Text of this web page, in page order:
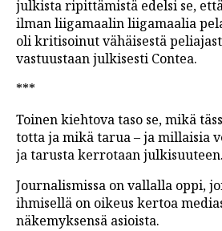
julkista ripittämistä edelsi se,
ilman liigamaalin liigamaalia
oli kritisoinut vähäisestä
vastuustaan julkisesti Contea.
***
Toinen kiehtova taso se, mikä
totta ja mikä tarua – ja millaisia
ja tarusta kerrotaan julkisuuteen.
Journalismissa on vallalla oppi,
ihmisellä on oikeus kertoa
näkemyksensä asioista.